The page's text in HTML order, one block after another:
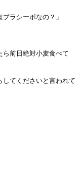
ラシーボなの？」
ら前日絶対小麦食べて
してくださいと言われて